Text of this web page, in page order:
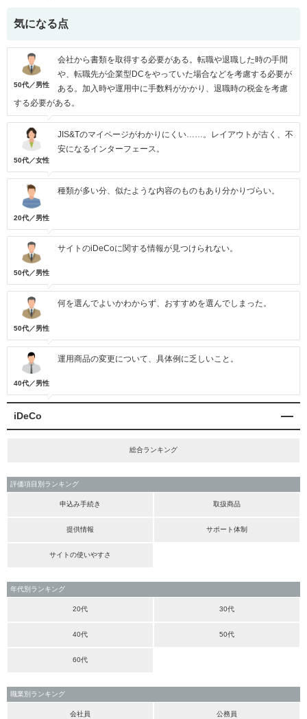
気になる点
50代／男性
会社から書類を取得する必要がある。転職や退職した時の手間
や、転職先が企業型DCをやっていた場合などを考慮する必要が
ある。加入時や運用中に手数料がかかり、退職時の税金を考慮
する必要がある。
50代／女性
JIS&Tのマイページがわかりにくい……。レイアウトが古く、不
安になるインターフェース。
20代／男性
種類が多い分、似たような内容のものもあり分かりづらい。
50代／男性
サイトのiDeCoに関する情報が見つけられない。
50代／男性
何を選んでよいかわからず、おすすめを選んでしまった。
40代／男性
運用商品の変更について、具体例に乏しいこと。
iDeCo
総合ランキング
評価項目別ランキング
申込み手続き 取扱商品
提供情報 サポート体制
サイトの使いやすさ
年代別ランキング
20代 30代
40代 50代
60代
職業別ランキング
会社員 公務員